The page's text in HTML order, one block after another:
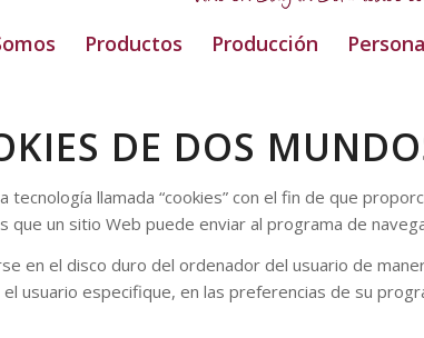
Productos Producción
DE DOS
tecnología llamada “cookies” con el fin de que
que un sitio Web puede enviar al programa de
en el disco duro del ordenador del usuario de
usuario especifique, en las preferencias de su